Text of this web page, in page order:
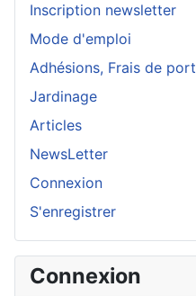
Inscription newsletter
Mode d'emploi
Adhésions, Frais de port
Jardinage
Articles
NewsLetter
Connexion
S'enregistrer
Connexion